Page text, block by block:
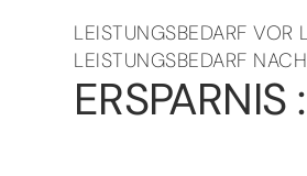
LEISTUNGSBEDARF VOR
LEISTUNGSBEDARF
ERSPARNIS :